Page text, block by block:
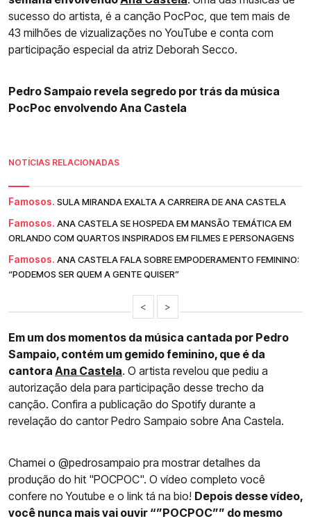
sucesso do artista, é a canção PocPoc, que tem mais de
43 milhões de vizualizações no YouTube e conta com
participação especial da atriz Deborah Secco.
Pedro Sampaio revela segredo por trás da música
PocPoc envolvendo Ana Castela
NOTÍCIAS RELACIONADAS
Famosos. SULA MIRANDA EXALTA A CARREIRA DE ANA CASTELA
Famosos. ANA CASTELA SE HOSPEDA EM MANSÃO TEMÁTICA EM
ORLANDO COM QUARTOS INSPIRADOS EM FILMES E PERSONAGENS
Famosos. ANA CASTELA FALA SOBRE EMPODERAMENTO FEMININO:
“PODEMOS SER QUEM A GENTE QUISER”
< >
Em um dos momentos da música cantada por Pedro
Sampaio, contém um gemido feminino, que é da
cantora Ana Castela. O artista revelou que pediu a
autorização dela para participação desse trecho da
canção. Confira a publicação do Spotify durante a
revelação do cantor Pedro Sampaio sobre Ana Castela.
Chamei o @pedrosampaio pra mostrar detalhes da
produção do hit "POCPOC". O vídeo completo você
confere no Youtube e o link tá na bio! Depois desse vídeo,
você nunca mais vai ouvir “”POCPOC”” do mesmo